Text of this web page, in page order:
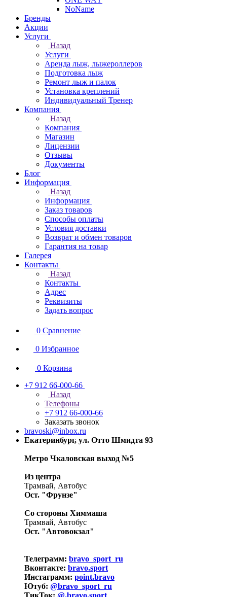
NoName
Бренды
Акции
Услуги
Назад
Услуги
Аренда лыж, лыжероллеров
Подготовка лыж
Ремонт лыж и палок
Установка креплений
Индивидуальный Тренер
Компания
Назад
Компания
Магазин
Лицензии
Отзывы
Документы
Блог
Информация
Назад
Информация
Заказ товаров
Способы оплаты
Условия доставки
Возврат и обмен товаров
Гарантия на товар
Галерея
Контакты
Назад
Контакты
Адрес
Реквизиты
Задать вопрос
0 Сравнение
0 Избранное
0 Корзина
+7 912 66-000-66
Назад
Телефоны
+7 912 66-000-66
Заказать звонок
bravoski@inbox.ru
Екатеринбург, ул. Отто Шмидта 93
Метро Чкаловская выход №5
Из центра
Трамвай, Автобус
Ост. "Фрунзе"
Со стороны Химмаша
Трамвай, Автобус
Ост. "Автовокзал"
Телеграмм: bravo_sport_ru
Вконтакте: bravo.sport
Инстаграмм: point.bravo
Ютуб: @bravo_sport_ru
ТикТок: @.bravo.sport